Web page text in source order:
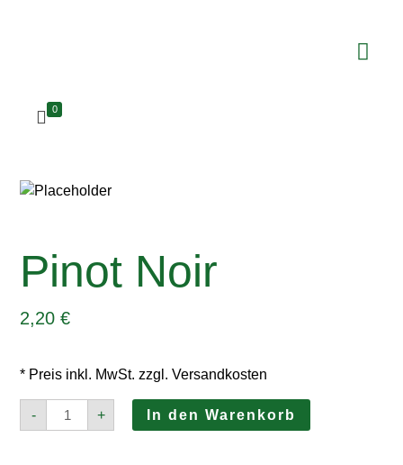
0
Pinot Noir
2,20€
* Preis inkl. MwSt. zzgl. Versandkosten
-
Pinot
Noir
Menge
+ In den Warenkorb